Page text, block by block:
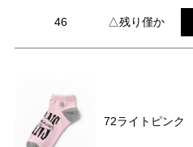
46 △残り僅か
72ライトピンク